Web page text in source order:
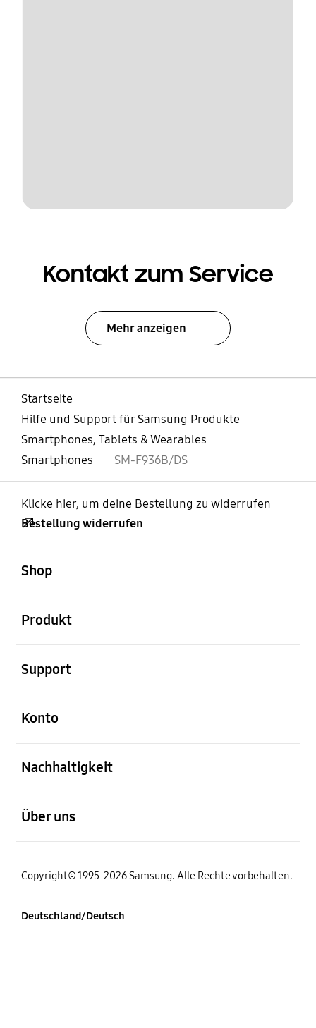
Kontakt zum Service
Mehr anzeigen
Startseite
Hilfe und Support für Samsung Produkte
Smartphones, Tablets & Wearables
Smartphones
SM-F936B/DS
Klicke hier, um deine Bestellung zu widerrufen
Bestellung widerrufen
Shop
Produkt
Support
Konto
Nachhaltigkeit
Über uns
Copyright© 1995-2026 Samsung. Alle Rechte vorbehalten.
Deutschland/Deutsch